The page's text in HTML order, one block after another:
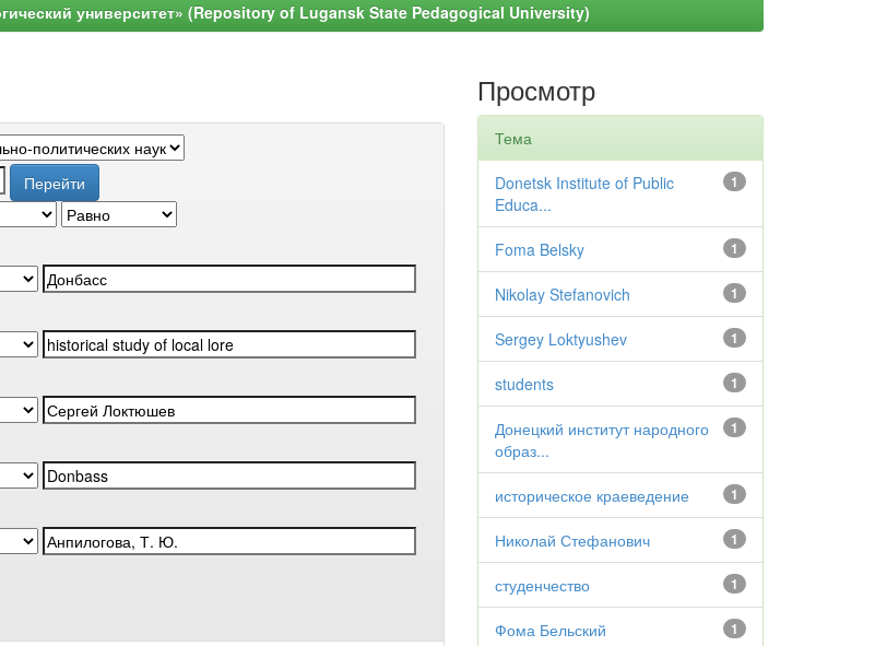
университет» (Repository of Lugansk State Pedagogical University)
Просмотр
Тема
1
Donetsk Institute of Public
Educa...
1
Foma Belsky
1
Nikolay Stefanovich
1
Sergey Loktyushev
1
students
1
Донецкий институт народного
образ...
1
историческое краеведение
1
Николай Стефанович
1
студенчество
1
Фома Бельский